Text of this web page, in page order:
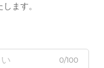
ます。
0/100